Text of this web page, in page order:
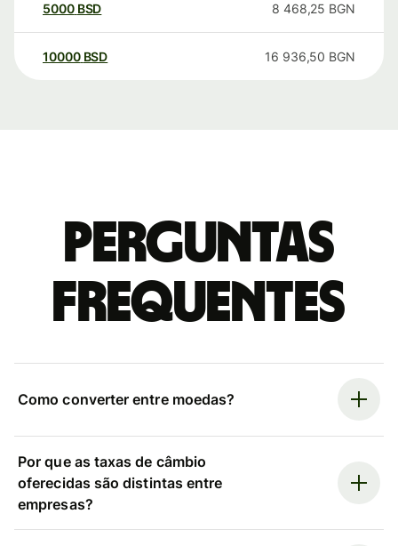
5000 BSD 8 468,25 BGN
10000 BSD 16 936,50 BGN
Perguntas
frequentes
Como converter entre moedas?
Por que as taxas de câmbio
oferecidas são distintas entre
empresas?